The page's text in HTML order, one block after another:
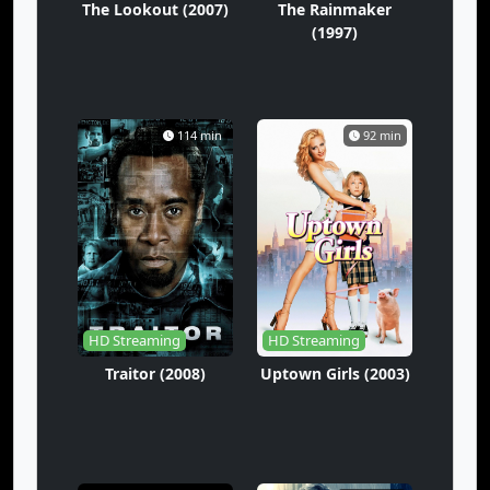
S-7 Eps-9
S-7 Eps-13 S-7 Eps-14 S-7 Eps-15
S-7 Eps-16 S-7 Eps-17 S-7 Eps-18
S-7 Eps-19 S-7 Eps-20 S-7 Eps-21
S-7 Eps-22 S-8 Eps-1 S-8 Eps-2
S-8 Eps-3 S-8 Eps-4 S-8 Eps-5
S-8 Eps-6 S-8 Eps-7 S-8 Eps-8
The Lookout (2007)
The Rainmaker
(1997)
114 min
HD Streaming
Traitor (2008)
92 min
HD Streaming
Uptown Girls (2003)